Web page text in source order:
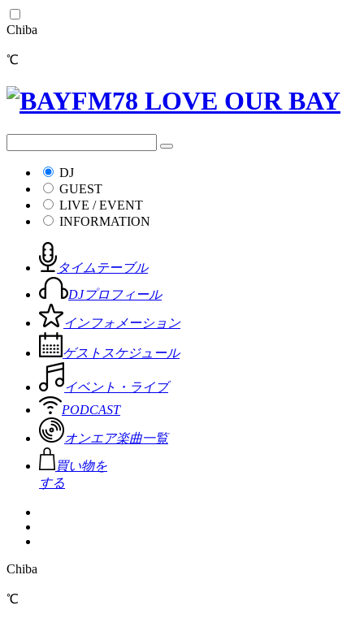
Chiba
℃
DJ
GUEST
LIVE / EVENT
INFORMATION
タイムテーブル
DJプロフィール
インフォメーション
ゲストスケジュール
イベント・ライブ
PODCAST
オンエア楽曲一覧
買い物を
する
Chiba
℃